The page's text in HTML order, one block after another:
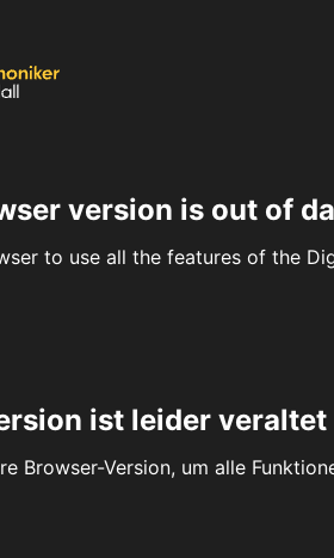
version is out of
to use all the features of the
ist leider veraltet
Browser-Version, um alle